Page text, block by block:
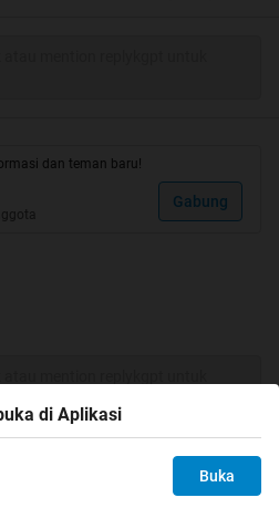
dan teman baru!
Gabung
di Aplikasi
Buka